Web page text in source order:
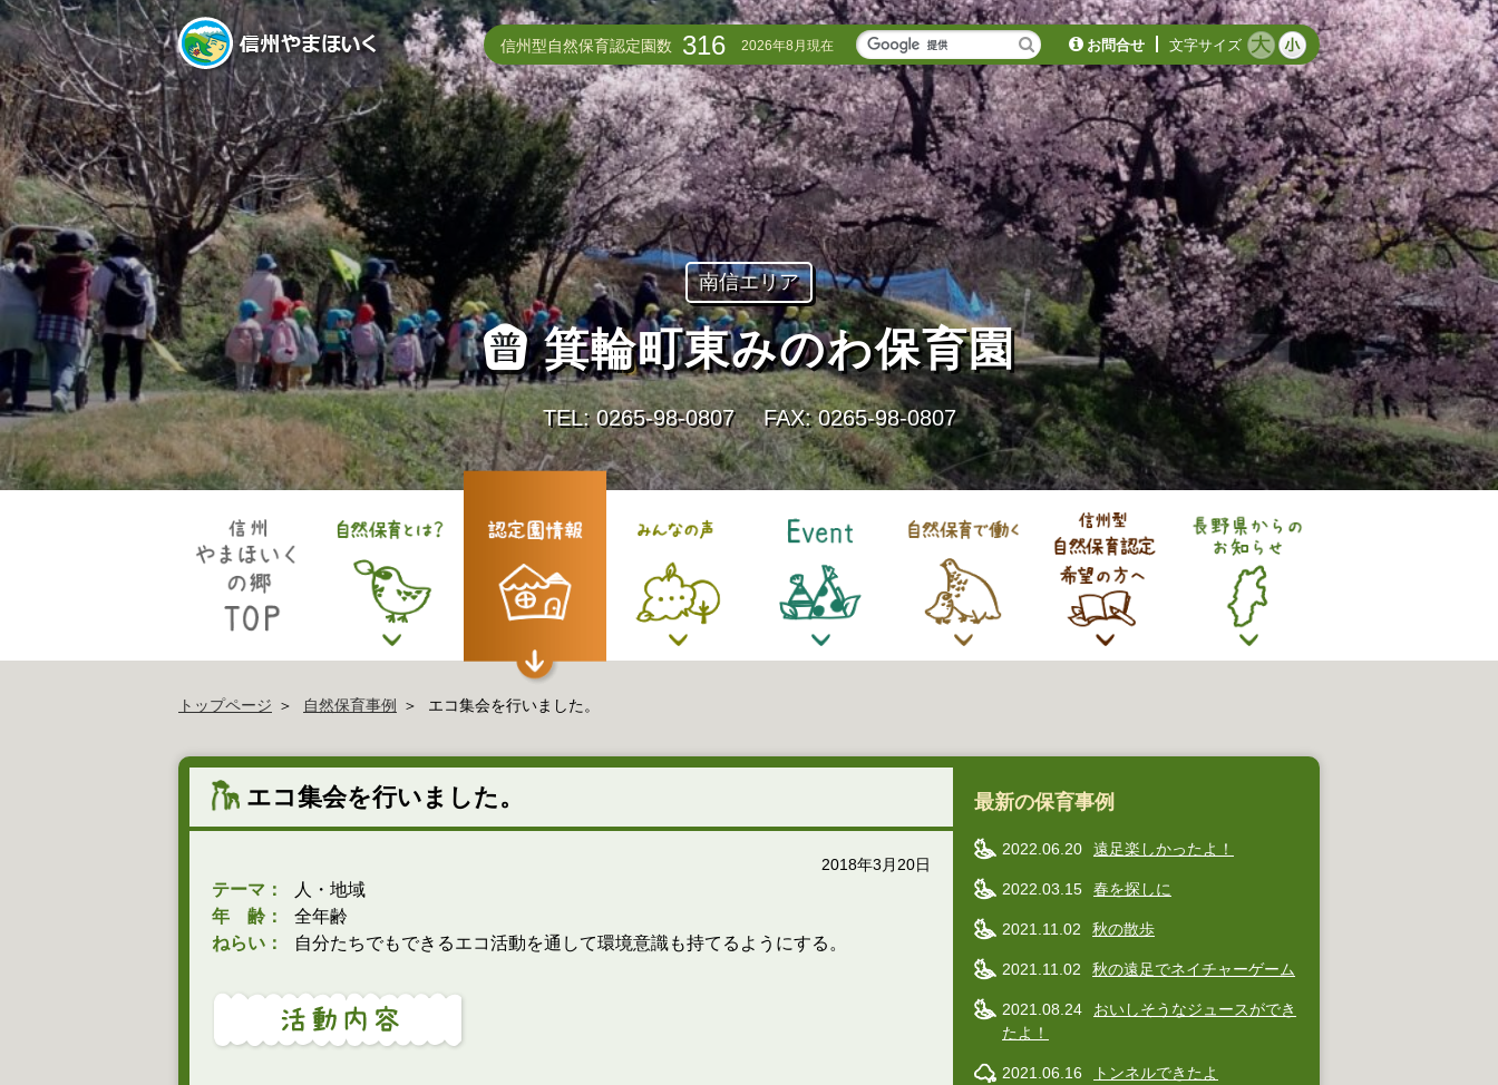
信州型自然保育認定園数 316 2026年8月現在 お問合せ 文字サイズ
南信エリア
箕輪町東みのわ保育園
TEL: 0265-98-0807 FAX: 0265-98-0807
トップページ 自然保育事例 エコ集会を行いました。
エコ集会を行いました。
2018年3月20日
テーマ：
人・地域
年 齢：
全年齢
ねらい：
自分たちでもできるエコ活動を通して環境意識も持てるようにする。
最新の保育事例
2022.06.20 遠足楽しかったよ！
2022.03.15 春を探しに
2021.11.02 秋の散歩
2021.11.02 秋の遠足でネイチャーゲーム
2021.08.24
おいしそうなジュースができ
たよ！
2021.06.16 トンネルできたよ